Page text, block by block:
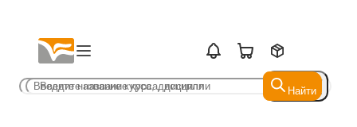
Найти
Найти